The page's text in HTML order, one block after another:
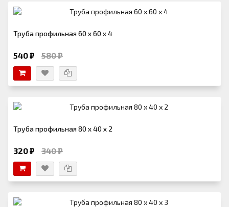
Труба профильная 60 х 60 х 4
540 ₽ 580 ₽
Труба профильная 80 х 40 х 2
320 ₽ 340 ₽